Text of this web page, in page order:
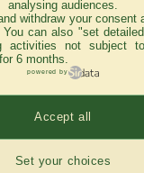
Haut de Page
Mentions légales du site
analysing audiences.
withdraw your consent
. You can also "set
activities not subject
6 months.
powered by
Set your choices
Accept all